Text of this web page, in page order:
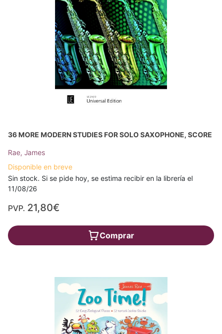
36 MORE MODERN STUDIES FOR SOLO SAXOPHONE, SCORE
Rae, James
Disponible en breve
Sin stock. Si se pide hoy, se estima recibir en la librería el
11/08/26
PVP. 21,80€
Comprar